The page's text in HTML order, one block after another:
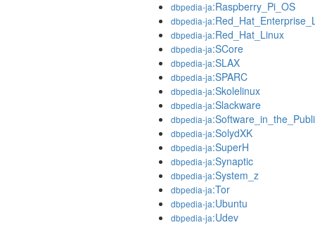
dbpedia-ja:Raspberry_Pi_OS
dbpedia-ja
dbpedia-ja:Red_Hat_Linux
dbpedia-ja:SCore
dbpedia-ja:SLAX
dbpedia-ja:SPARC
dbpedia-ja:Skolelinux
dbpedia-ja:Slackware
dbpedia-ja
dbpedia-ja:SolydXK
dbpedia-ja:SuperH
dbpedia-ja:Synaptic
dbpedia-ja:System_z
dbpedia-ja:Tor
dbpedia-ja:Ubuntu
dbpedia-ja:Udev